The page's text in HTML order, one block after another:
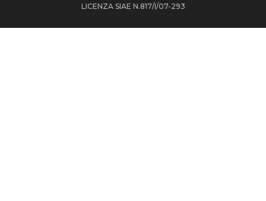
LICENZA SIAE N.817/I/07-293